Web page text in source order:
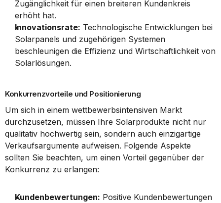
Zugänglichkeit für einen breiteren Kundenkreis
erhöht hat.
Innovationsrate: Technologische Entwicklungen bei
Solarpanels und zugehörigen Systemen
beschleunigen die Effizienz und Wirtschaftlichkeit von
Solarlösungen.
Konkurrenzvorteile und Positionierung
Um sich in einem wettbewerbsintensiven Markt
durchzusetzen, müssen Ihre Solarprodukte nicht nur
qualitativ hochwertig sein, sondern auch einzigartige
Verkaufsargumente aufweisen. Folgende Aspekte
sollten Sie beachten, um einen Vorteil gegenüber der
Konkurrenz zu erlangen:
Kundenbewertungen: Positive Kundenbewertungen